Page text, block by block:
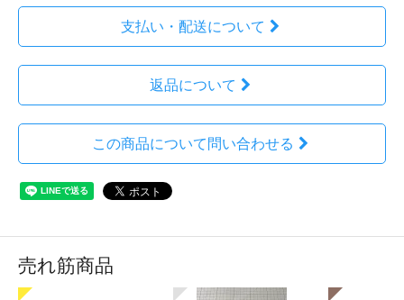
支払い・配送について
返品について
この商品について問い合わせる
売れ筋商品